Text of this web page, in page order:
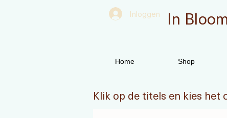
Inloggen In
Home Shop
Klik op de titels en kies het